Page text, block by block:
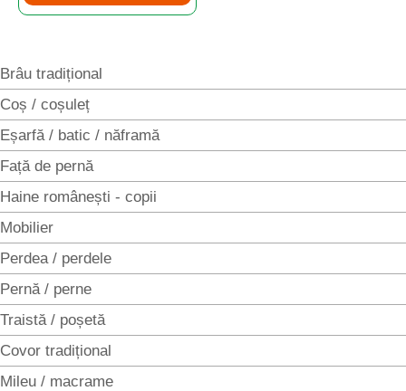
Brâu tradițional
Coș / coșuleț
Eșarfă / batic / năframă
Față de pernă
Haine românești - copii
Mobilier
Perdea / perdele
Pernă / perne
Traistă / poșetă
Covor tradițional
Mileu / macrame